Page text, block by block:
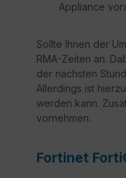
Appliance
Sollte Ihnen der
RMA-Zeiten an.
der nächsten
Allerdings ist
werden kann.
vornehmen.
Fortinet